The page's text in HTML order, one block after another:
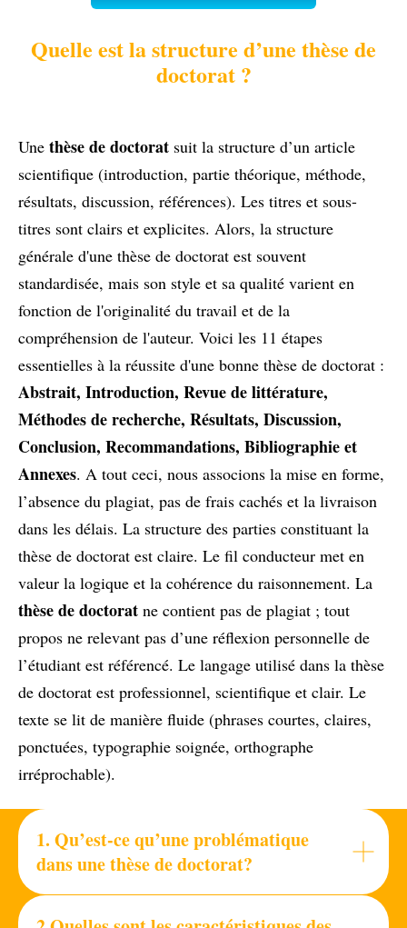
Quelle est la structure d’une thèse de
doctorat ?
Une thèse de doctorat suit la structure d’un article
scientifique (introduction, partie théorique, méthode,
résultats, discussion, références). Les titres et sous-
titres sont clairs et explicites. Alors, la structure
générale d'une thèse de doctorat est souvent
standardisée, mais son style et sa qualité varient en
fonction de l'originalité du travail et de la
compréhension de l'auteur. Voici les 11 étapes
essentielles à la réussite d'une bonne thèse de doctorat :
Abstrait, Introduction, Revue de littérature,
Méthodes de recherche, Résultats, Discussion,
Conclusion, Recommandations, Bibliographie et
Annexes. A tout ceci, nous associons la mise en forme,
l’absence du plagiat, pas de frais cachés et la livraison
dans les délais. La structure des parties constituant la
thèse de doctorat est claire. Le fil conducteur met en
valeur la logique et la cohérence du raisonnement. La
thèse de doctorat ne contient pas de plagiat ; tout
propos ne relevant pas d’une réflexion personnelle de
l’étudiant est référencé. Le langage utilisé dans la thèse
de doctorat est professionnel, scientifique et clair. Le
texte se lit de manière fluide (phrases courtes, claires,
ponctuées, typographie soignée, orthographe
irréprochable).
1. Qu’est-ce qu’une problématique
dans une thèse de doctorat?